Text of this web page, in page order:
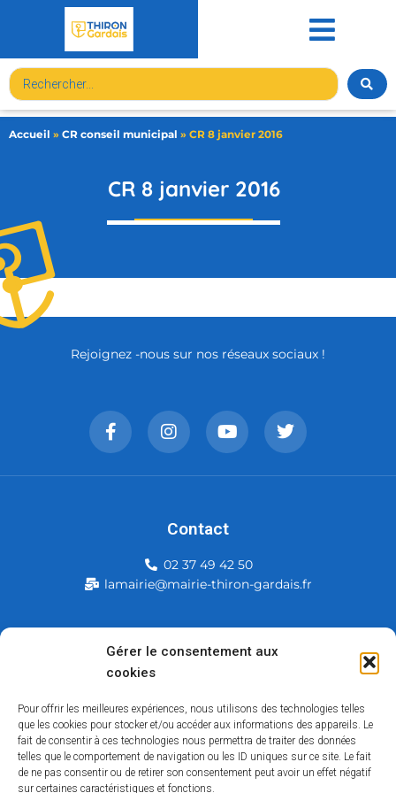
Gérer le consentement aux
cookies
Pour offrir les meilleures expériences, nous utilisons des technologies telles
que les cookies pour stocker et/ou accéder aux informations des appareils. Le
fait de consentir à ces technologies nous permettra de traiter des données
telles que le comportement de navigation ou les ID uniques sur ce site. Le fait
de ne pas consentir ou de retirer son consentement peut avoir un effet négatif
sur certaines caractéristiques et fonctions.
Accueil » CR conseil municipal » CR 8 janvier 2016
CR 8 janvier 2016
Mairie de Thiron-Gardais
28480 Thiron-Gardais
Rejoignez -nous sur nos réseaux sociaux !
Contact
02 37 49 42 50
lamairie@mairie-thiron-gardais.fr